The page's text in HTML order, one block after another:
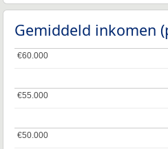
Gemiddeld inkomen
€50.000
€50.000
€55.000
€55.000
€60.000
€60.000